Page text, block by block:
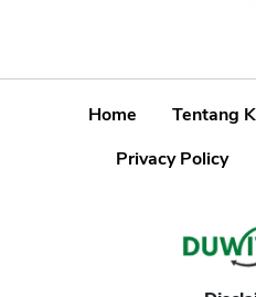
Home Tentang
Privacy Policy